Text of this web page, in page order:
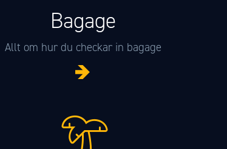
Bagage
Allt om hur du checkar in bagage